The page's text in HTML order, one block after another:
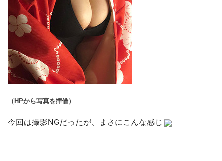
（HPから写真を拝借）
今回は撮影NGだったが、まさにこんな感じ